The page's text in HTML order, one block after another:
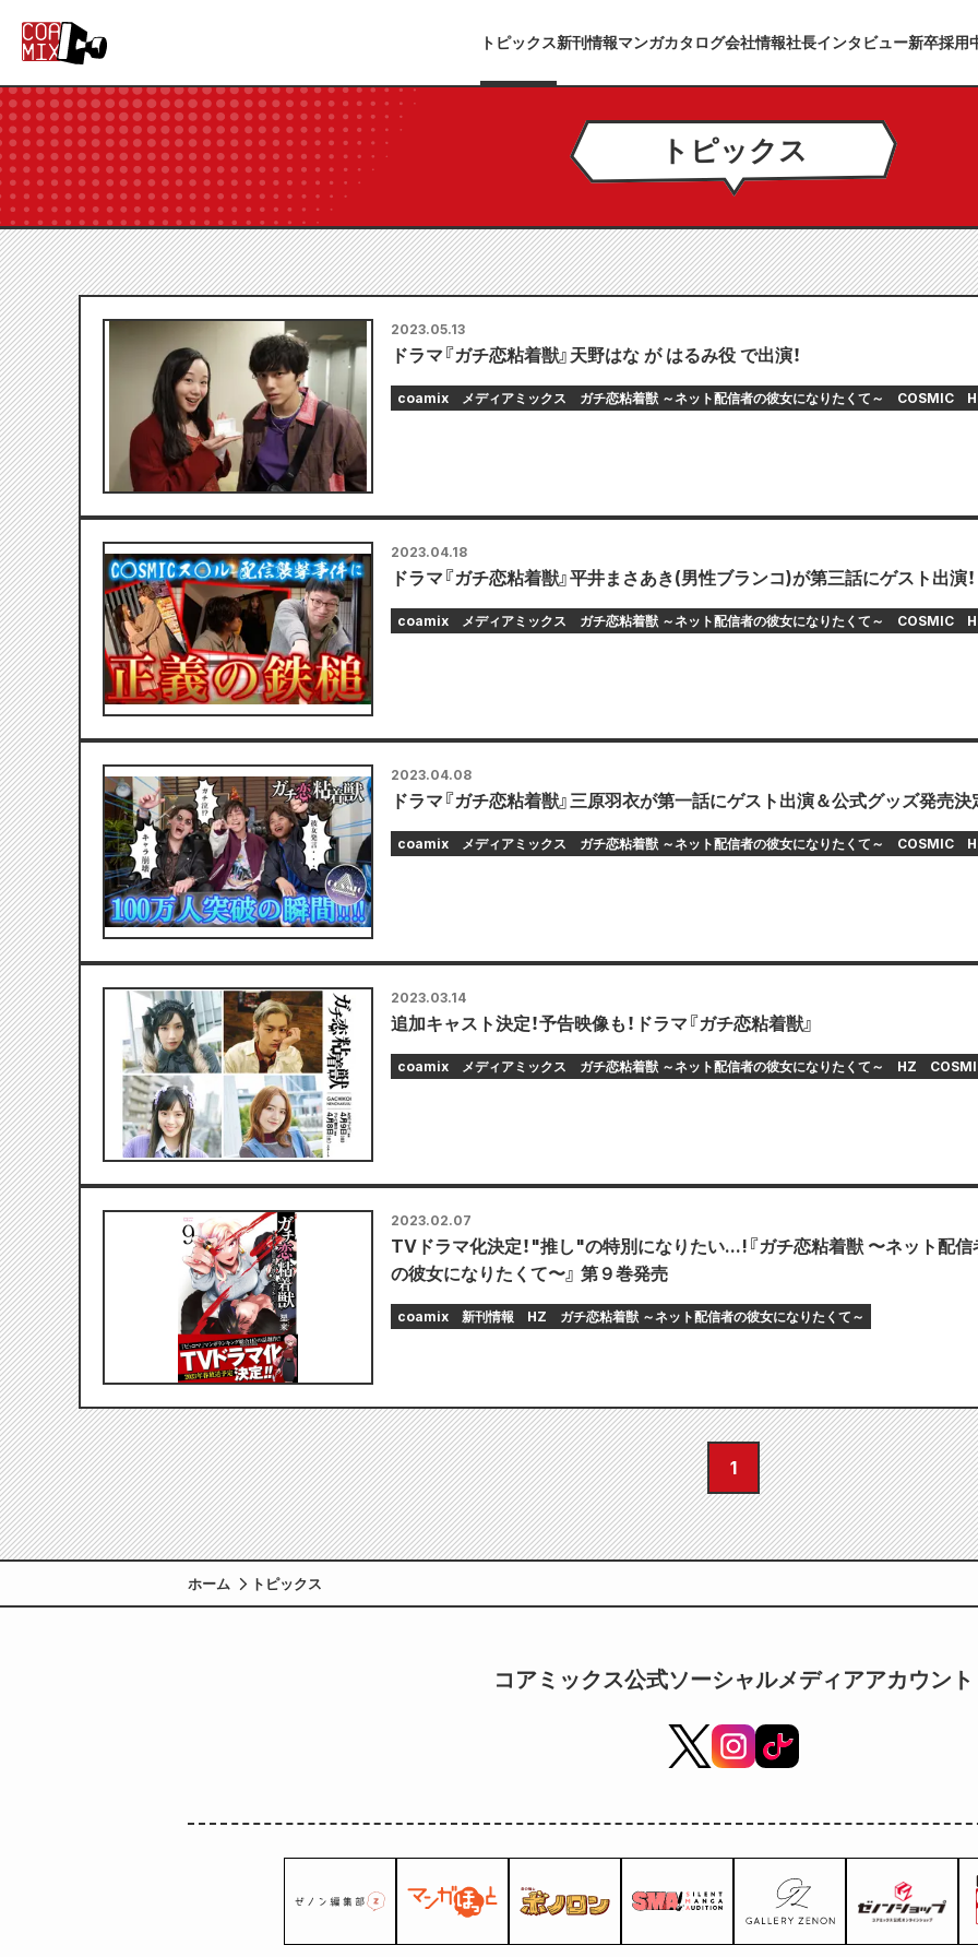
トピックス新刊情報マンガカタログ会社情報社長インタビュー新卒採用
トピックス
2023.05.13
ドラマ『ガチ恋粘着獣』天野はな が はるみ役 で出演！
coamix メディアミックス ガチ恋粘着獣 ～ネット配信者の彼女になりたくて～ COSMIC
2023.04.18
ドラマ『ガチ恋粘着獣』平井まさあき(男性ブランコ)が第三話にゲスト出演！
coamix メディアミックス ガチ恋粘着獣 ～ネット配信者の彼女になりたくて～ COSMIC
2023.04.08
ドラマ『ガチ恋粘着獣』三原羽衣が第一話にゲスト出演＆公式グッズ発売決
coamix メディアミックス ガチ恋粘着獣 ～ネット配信者の彼女になりたくて～ COSMIC
2023.03.14
追加キャスト決定！予告映像も！ドラマ『ガチ恋粘着獣』
coamix メディアミックス ガチ恋粘着獣 ～ネット配信者の彼女になりたくて～ HZ
2023.02.07
TVドラマ化決定！"推し"の特別になりたい...!『ガチ恋粘着獣 〜ネット配信
の彼女になりたくて〜』 第９巻発売
coamix 新刊情報 HZ ガチ恋粘着獣 ～ネット配信者の彼女になりたくて～
1
ホーム トピックス
コアミックス公式ソーシャルメディアアカウント